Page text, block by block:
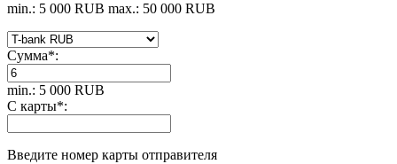
min.: 5 000 RUB max.: 50 000 RUB
Сумма*:
min.: 5 000 RUB
С карты*:
Введите номер карты отправителя